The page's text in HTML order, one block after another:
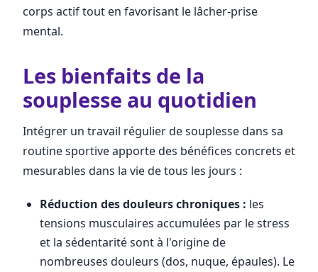
corps actif tout en favorisant le lâcher-prise
mental.
Les bienfaits de la
souplesse au quotidien
Intégrer un travail régulier de souplesse dans sa
routine sportive apporte des bénéfices concrets et
mesurables dans la vie de tous les jours :
Réduction des douleurs chroniques : les
tensions musculaires accumulées par le stress
et la sédentarité sont à l'origine de
nombreuses douleurs (dos, nuque, épaules). Le